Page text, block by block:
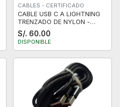
CABLES - CERTIFICADO
CABLE USB C A LIGHTNING
TRENZADO DE NYLON -
NEGRO Y AZUL - 2 METROS
- CERTIFICADO
S/. 60.00
DISPONIBLE